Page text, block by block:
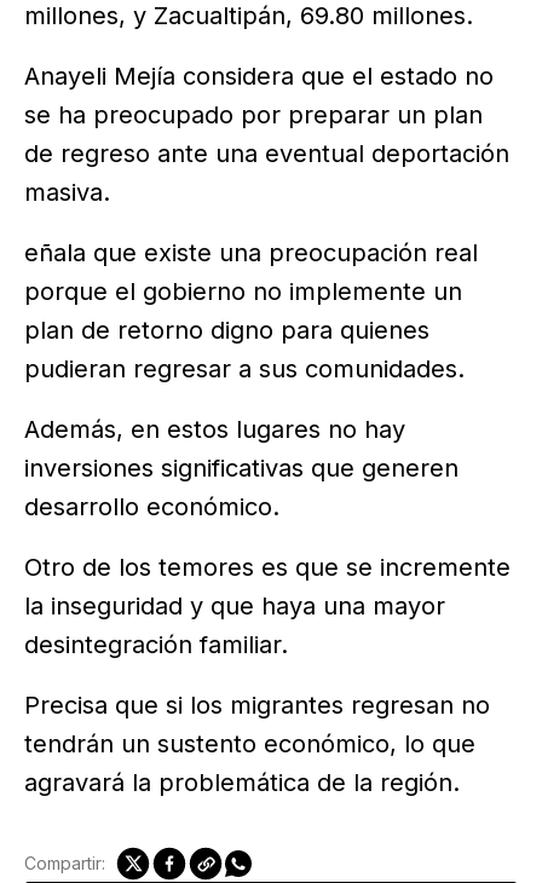
millones, y Zacualtipán, 69.80 millones.
Anayeli Mejía considera que el estado no
se ha preocupado por preparar un plan
de regreso ante una eventual deportación
masiva.
eñala que existe una preocupación real
porque el gobierno no implemente un
plan de retorno digno para quienes
pudieran regresar a sus comunidades.
Además, en estos lugares no hay
inversiones significativas que generen
desarrollo económico.
Otro de los temores es que se incremente
la inseguridad y que haya una mayor
desintegración familiar.
Precisa que si los migrantes regresan no
tendrán un sustento económico, lo que
agravará la problemática de la región.
Compartir: